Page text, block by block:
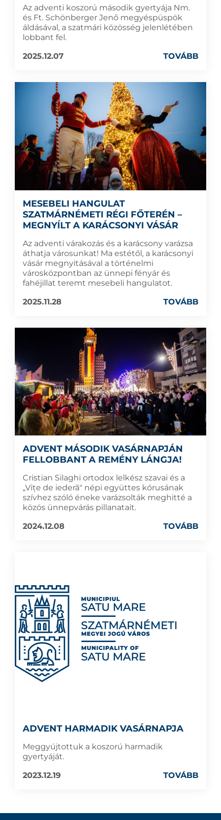
Az adventi koszorú második gyertyája Nm.
és Ft. Schönberger Jenő megyéspüspök
áldásával, a szatmári közösség jelenlétében
lobbant fel.
2025.12.07
TOVÁBB
MESEBELI HANGULAT
SZATMÁRNÉMETI RÉGI FŐTERÉN –
MEGNYÍLT A KARÁCSONYI VÁSÁR
Az adventi várakozás és a karácsony varázsa
áthatja városunkat! Ma estétől, a karácsonyi
vásár megnyitásával a történelmi
városközpontban az ünnepi fényár és
fahéjillat teremt mesebeli hangulatot.
2025.11.28
TOVÁBB
ADVENT MÁSODIK VASÁRNAPJÁN
FELLOBBANT A REMÉNY LÁNGJA!
Cristian Silaghi ortodox lelkész szavai és a
„Vițe de iederă" népi együttes kórusának
szívhez szóló éneke varázsolták meghitté a
közös ünnepvárás pillanatait.
2024.12.08
TOVÁBB
ADVENT HARMADIK VASÁRNAPJA
Meggyújtottuk a koszorú harmadik
gyertyáját.
2023.12.19
TOVÁBB